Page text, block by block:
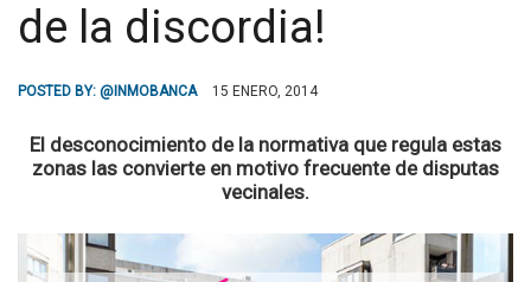
de la discordia!
POSTED BY: @INMOBANCA 15 ENERO, 2014
El desconocimiento de la normativa que regula estas
zonas las convierte en motivo frecuente de disputas
vecinales.